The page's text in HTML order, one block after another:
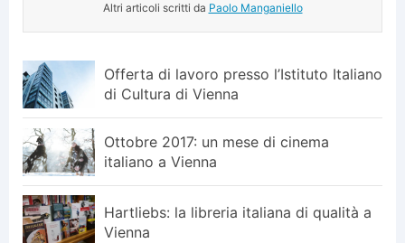
Altri articoli scritti da Paolo Manganiello
Offerta di lavoro presso l’Istituto Italiano
di Cultura di Vienna
Ottobre 2017: un mese di cinema
italiano a Vienna
Hartliebs: la libreria italiana di qualità a
Vienna